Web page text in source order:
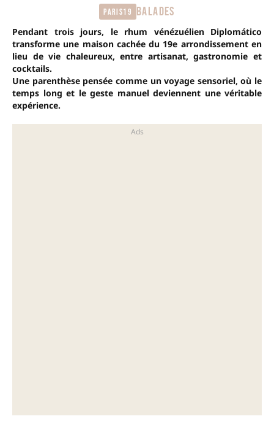
paris19 BALADES
Pendant trois jours, le rhum vénézuélien Diplomático
transforme une maison cachée du 19e arrondissement en
lieu de vie chaleureux, entre artisanat, gastronomie et
cocktails.
Une parenthèse pensée comme un voyage sensoriel, où le
temps long et le geste manuel deviennent une véritable
expérience.